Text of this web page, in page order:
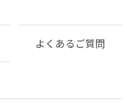
よくあるご質問